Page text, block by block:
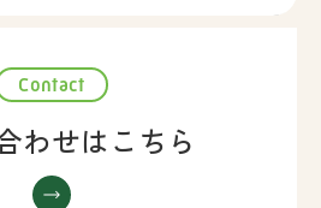
Contact
わせはこちら